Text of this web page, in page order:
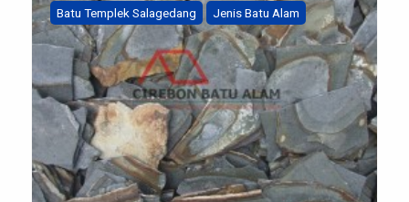
berikut ini ada beberapa tips untuk anda dalam
merawat […]
Batu Templek Salagedang Jenis Batu Alam